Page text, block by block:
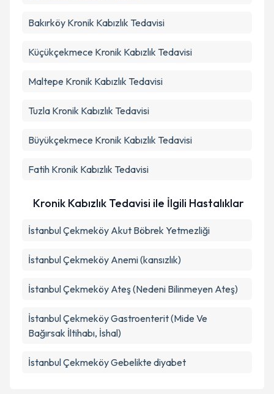
Bakırköy Kronik Kabızlık Tedavisi
Küçükçekmece Kronik Kabızlık Tedavisi
Maltepe Kronik Kabızlık Tedavisi
Tuzla Kronik Kabızlık Tedavisi
Büyükçekmece Kronik Kabızlık Tedavisi
Fatih Kronik Kabızlık Tedavisi
Kronik Kabızlık Tedavisi ile İlgili Hastalıklar
İstanbul Çekmeköy Akut Böbrek Yetmezliği
İstanbul Çekmeköy Anemi (kansızlık)
İstanbul Çekmeköy Ateş (Nedeni Bilinmeyen Ateş)
İstanbul Çekmeköy Gastroenterit (Mide Ve
Bağırsak İltihabı, İshal)
İstanbul Çekmeköy Gebelikte diyabet